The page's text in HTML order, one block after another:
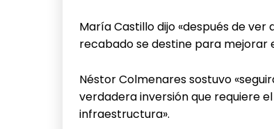
María Castillo dijo «después de
recabado se destine para mejorar
Néstor Colmenares sostuvo
verdadera inversión que requiere
infraestructura».